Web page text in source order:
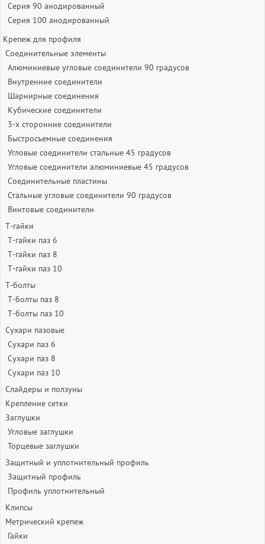
Серия 90 анодированный
Серия 100 анодированный
Крепеж для профиля
Соединительные элементы
Алюминиевые угловые соединители 90 градусов
Внутренние соединители
Шарнирные соединения
Кубические соединители
3-х сторонние соединители
Быстросъемные соединения
Угловые соединители стальные 45 градусов
Угловые соединители алюминиевые 45 градусов
Соединительные пластины
Стальные угловые соединители 90 градусов
Винтовые соединители
Т-гайки
Т-гайки паз 6
Т-гайки паз 8
Т-гайки паз 10
Т-болты
Т-болты паз 8
Т-болты паз 10
Сухари пазовые
Сухари паз 6
Сухари паз 8
Сухари паз 10
Слайдеры и ползуны
Крепление сетки
Заглушки
Угловые заглушки
Торцевые заглушки
Защитный и уплотнительный профиль
Защитный профиль
Профиль уплотнительный
Клипсы
Метрический крепеж
Гайки